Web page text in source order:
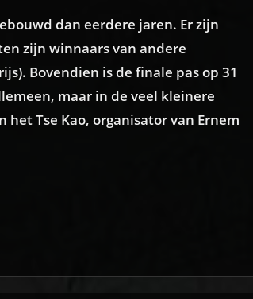
dan eerdere jaren. Er zijn
zijn winnaars van andere
Bovendien is de finale pas op 31
maar in de veel kleinere
het Tse Kao, organisator van Ernem